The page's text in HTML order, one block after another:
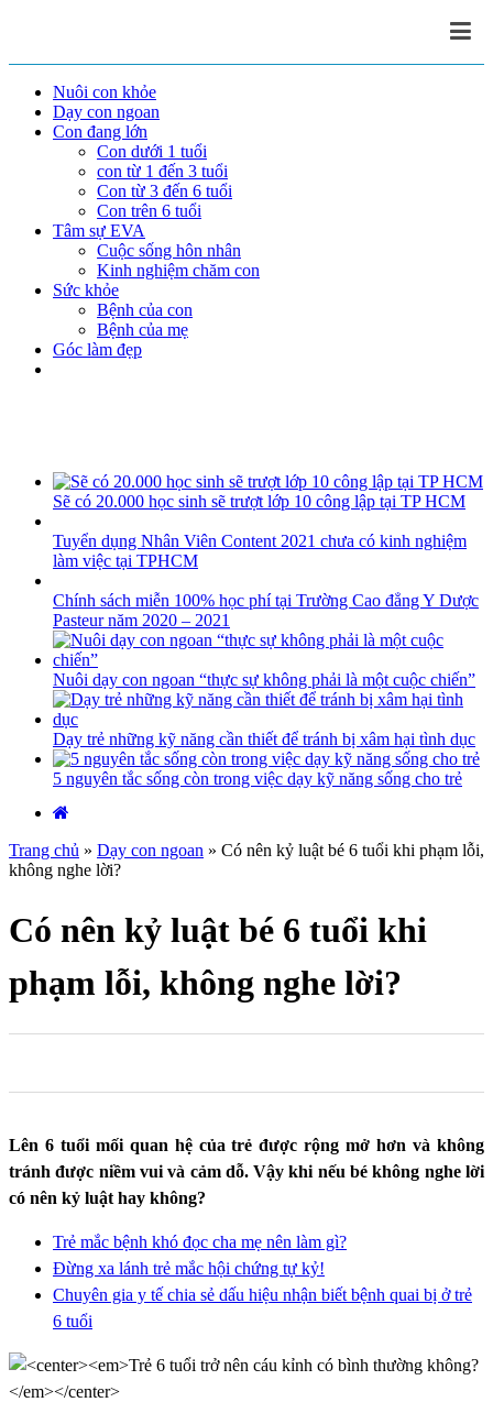
Nuôi con khỏe
Dạy con ngoan
Con đang lớn
Con dưới 1 tuổi
con từ 1 đến 3 tuổi
Con từ 3 đến 6 tuổi
Con trên 6 tuổi
Tâm sự EVA
Cuộc sống hôn nhân
Kinh nghiệm chăm con
Sức khỏe
Bệnh của con
Bệnh của mẹ
Góc làm đẹp
Sẽ có 20.000 học sinh sẽ trượt lớp 10 công lập tại TP HCM
Tuyển dụng Nhân Viên Content 2021 chưa có kinh nghiệm
làm việc tại TPHCM
Chính sách miễn 100% học phí tại Trường Cao đẳng Y Dược
Pasteur năm 2020 – 2021
Nuôi dạy con ngoan “thực sự không phải là một cuộc chiến”
Dạy trẻ những kỹ năng cần thiết để tránh bị xâm hại tình dục
5 nguyên tắc sống còn trong việc dạy kỹ năng sống cho trẻ
Trang chủ » Dạy con ngoan » Có nên kỷ luật bé 6 tuổi khi phạm lỗi,
không nghe lời?
Có nên kỷ luật bé 6 tuổi khi
phạm lỗi, không nghe lời?
Lên 6 tuổi mối quan hệ của trẻ được rộng mở hơn và không
tránh được niềm vui và cảm dỗ. Vậy khi nếu bé không nghe lời
có nên kỷ luật hay không?
Trẻ mắc bệnh khó đọc cha mẹ nên làm gì?
Đừng xa lánh trẻ mắc hội chứng tự kỷ!
Chuyên gia y tế chia sẻ dấu hiệu nhận biết bệnh quai bị ở trẻ
6 tuổi